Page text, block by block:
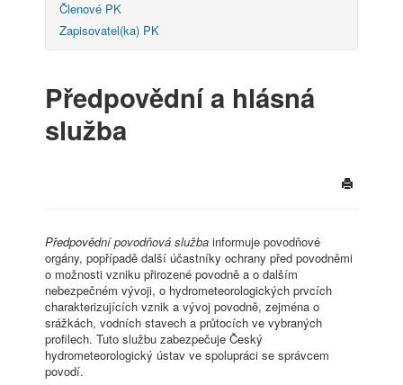
Členové PK
Zapisovatel(ka) PK
Předpovědní a hlásná
služba
Předpovědní povodňová služba informuje povodňové
orgány, popřípadě další účastníky ochrany před povodněmi
o možnosti vzniku přirozené povodně a o dalším
nebezpečném vývoji, o hydrometeorologických prvcích
charakterizujících vznik a vývoj povodně, zejména o
srážkách, vodních stavech a průtocích ve vybraných
profilech. Tuto službu zabezpečuje Český
hydrometeorologický ústav ve spolupráci se správcem
povodí.